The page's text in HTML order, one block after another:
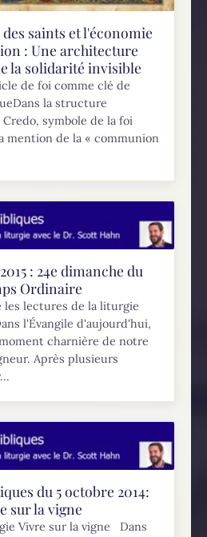
saints et l'économie
: Une architecture
la solidarité invisible
de foi comme clé de
la structure
symbole de la foi
mention de la « communion
: 24e dimanche du
Ordinaire
les lectures de la liturgie
l'Évangile d'aujourd'hui,
charnière de notre
Après plusieurs
du 5 octobre 2014:
sur la vigne
Vivre sur la vigne Dans